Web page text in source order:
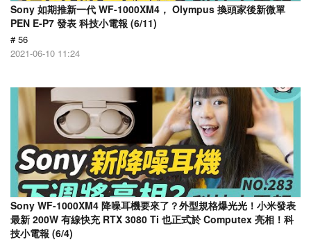
Sony 如期推新一代 WF-1000XM4， Olympus 換頭家後新微單
PEN E-P7 發表 科技小電報 (6/11)
# 56
2021-06-10 11:24
Sony WF-1000XM4 降噪耳機要來了？外型規格爆光光！小米發表
最新 200W 有線快充 RTX 3080 Ti 也正式於 Computex 亮相！科
技小電報 (6/4)